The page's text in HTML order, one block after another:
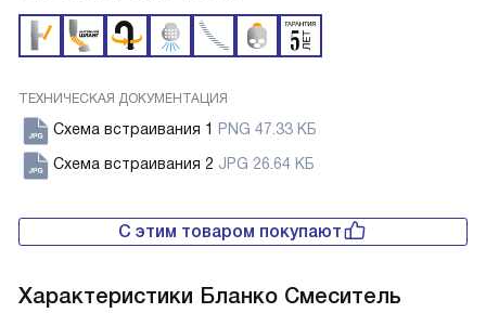
ТЕХНИЧЕСКАЯ ДОКУМЕНТАЦИЯ
Схема встраивания 1
PNG 47.33 КБ
Схема встраивания 2 JPG 26.64 КБ
С этим товаром покупают
Характеристики Бланко Смеситель